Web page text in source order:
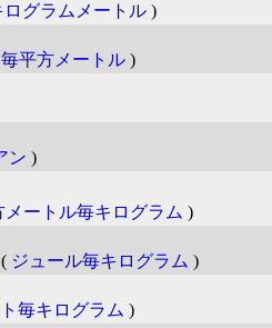
ログラムメートル )
平方メートル )
ン )
メートル毎キログラム )
( ジュール毎キログラム )
毎キログラム )